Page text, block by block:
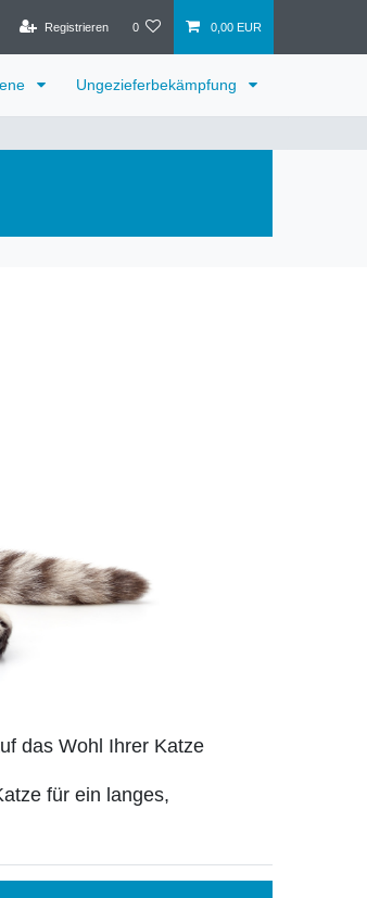
Registrieren 0 0,00 EUR
Ungezieferbekämpfung
das Wohl Ihrer Katze
für ein langes,